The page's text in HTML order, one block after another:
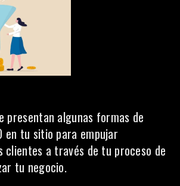
presentan algunas formas de
en tu sitio para empujar
clientes a través de tu proceso de
tu negocio.